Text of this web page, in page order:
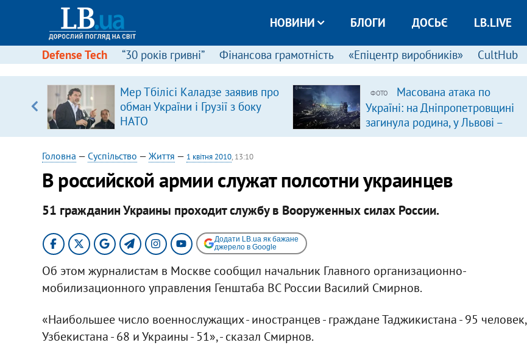
НОВИНИ БЛОГИ ДОСЬЄ LB.LIVE
Defense Tech “30 років гривні” Фінансова грамотність «Епіцентр виробників» CultHub
Мер Тбілісі Каладзе заявив про
обман України і Грузії з боку
НАТО
ФОТО
Масована атака по
Україні: на Дніпропетровщині
загинула родина, у Львові –
удар по багатоповерхівках
Головна — Суспільство — Життя — 1 квітня 2010, 13:10
В российской армии служат полсотни украинцев
51 гражданин Украины проходит службу в Вооруженных силах России.
Додати LB.ua як бажане
джерело в Google
Об этом журналистам в Москве сообщил начальник Главного организационно-
мобилизационного управления Генштаба ВС России Василий Смирнов.
«Наибольшее число военнослужащих - иностранцев - граждане Таджикистана - 95 человек,
Узбекистана - 68 и Украины - 51», - сказал Смирнов.